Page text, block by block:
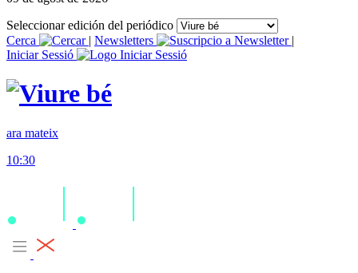
Seleccionar edición del periódico
Cerca
| Newsletters
|
Iniciar Sessió
ara mateix
10:30